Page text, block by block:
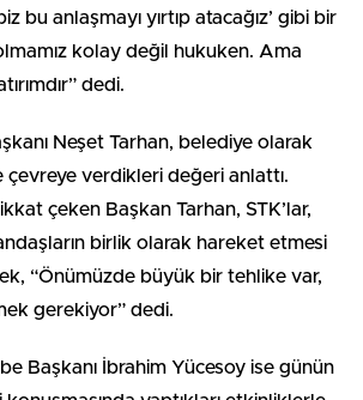
bu anlaşmayı yırtıp atacağız’ gibi bir
kolay değil hukuken. Ama
dedi.
Neşet Tarhan, belediye olarak
çevreye verdikleri değeri anlattı.
çeken Başkan Tarhan, STK’lar,
birlik olarak hareket etmesi
“Önümüzde büyük bir tehlike var,
gerekiyor” dedi.
Başkanı İbrahim Yücesoy ise günün